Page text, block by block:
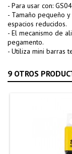
- Para usar con:
- Tamaño pequeño
espacios reducidos.
- El mecanismo de
pegamento.
- Utiliza mini barras
9 OTROS